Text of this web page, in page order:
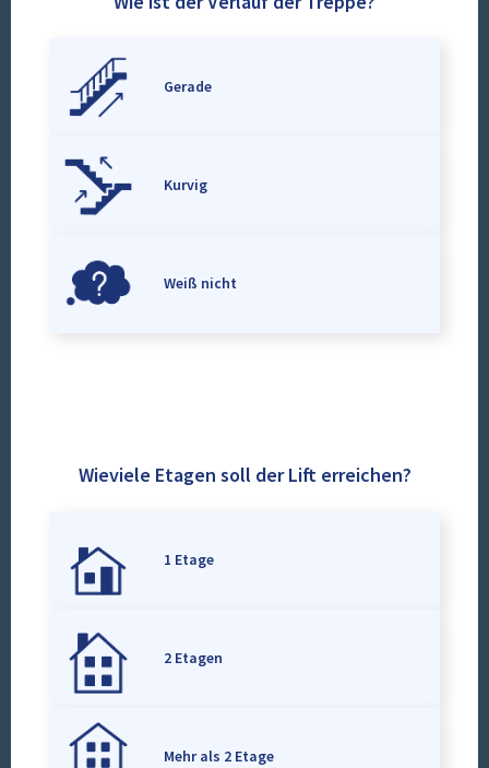
Gerade
Kurvig
Weiß nicht
Wieviele Etagen soll der Lift erreichen?
1 Etage
2 Etagen
Mehr als 2 Etage